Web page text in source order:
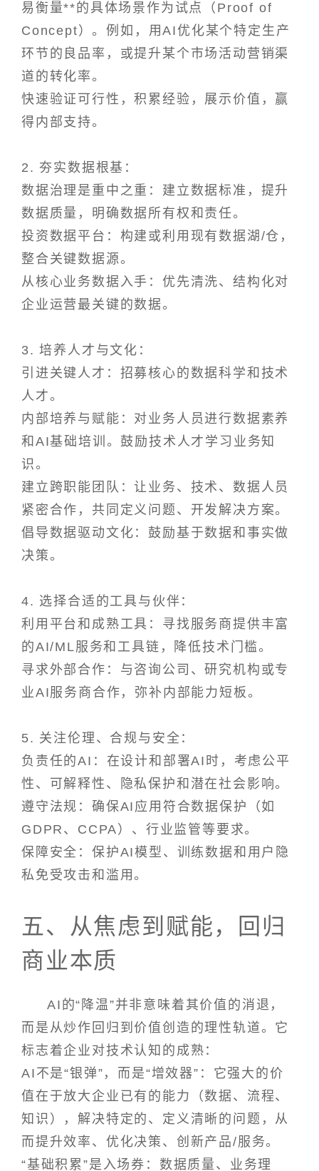
易衡量**的具体场景作为试点（Proof of
Concept）。例如，用AI优化某个特定生产
环节的良品率，或提升某个市场活动营销渠
道的转化率。
快速验证可行性，积累经验，展示价值，赢
得内部支持。
2. 夯实数据根基：
数据治理是重中之重：建立数据标准，提升
数据质量，明确数据所有权和责任。
投资数据平台：构建或利用现有数据湖/仓，
整合关键数据源。
从核心业务数据入手：优先清洗、结构化对
企业运营最关键的数据。
3. 培养人才与文化：
引进关键人才：招募核心的数据科学和技术
人才。
内部培养与赋能：对业务人员进行数据素养
和AI基础培训。鼓励技术人才学习业务知
识。
建立跨职能团队：让业务、技术、数据人员
紧密合作，共同定义问题、开发解决方案。
倡导数据驱动文化：鼓励基于数据和事实做
决策。
4. 选择合适的工具与伙伴：
利用平台和成熟工具：寻找服务商提供丰富
的AI/ML服务和工具链，降低技术门槛。
寻求外部合作：与咨询公司、研究机构或专
业AI服务商合作，弥补内部能力短板。
5. 关注伦理、合规与安全：
负责任的AI：在设计和部署AI时，考虑公平
性、可解释性、隐私保护和潜在社会影响。
遵守法规：确保AI应用符合数据保护（如
GDPR、CCPA）、行业监管等要求。
保障安全：保护AI模型、训练数据和用户隐
私免受攻击和滥用。
五、从焦虑到赋能，回归
商业本质
AI的“降温”并非意味着其价值的消退，
而是从炒作回归到价值创造的理性轨道。它
标志着企业对技术认知的成熟：
AI不是“银弹”，而是“增效器”：它强大的价
值在于放大企业已有的能力（数据、流程、
知识），解决特定的、定义清晰的问题，从
而提升效率、优化决策、创新产品/服务。
“基础积累”是入场券：数据质量、业务理